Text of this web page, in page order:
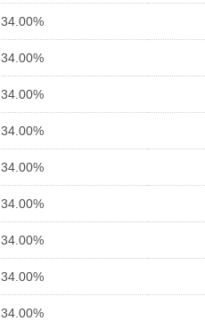
34.00%
34.00%
34.00%
34.00%
34.00%
34.00%
34.00%
34.00%
34.00%